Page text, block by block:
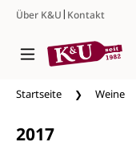
Zum Hauptinhalt
Über K&U| Kontakt
Startseite Weine
2017